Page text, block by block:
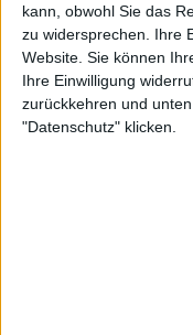
kann, obwohl Sie das
zu widersprechen. Ihre
Website. Sie können
Ihre Einwilligung
zurückkehren und
"Datenschutz" klicken.